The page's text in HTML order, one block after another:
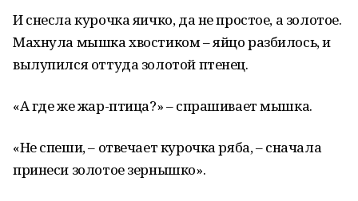
И снесла курочка яичко, да не простое, а золотое.
Махнула мышка хвостиком – яйцо разбилось, и
вылупился оттуда золотой птенец.
«А где же жар-птица?» – спрашивает мышка.
«Не спеши, – отвечает курочка ряба, – сначала
принеси золотое зернышко».